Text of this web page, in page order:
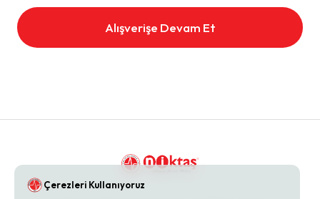
Alışverişe Devam Et
Çerezleri Kullanıyoruz